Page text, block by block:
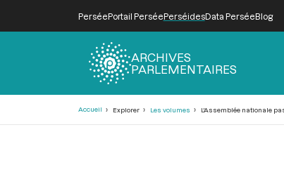
PerséePortail PerséePerséidesData PerséeBlog
ARCHIVES
PARLEMENTAIRES
Accueil Explorer Les volumes L'Assemblée nationale